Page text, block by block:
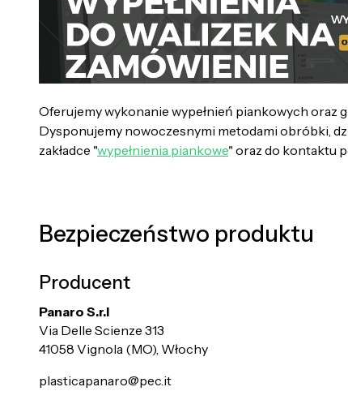
Oferujemy wykonanie wypełnień piankowych oraz
Dysponujemy nowoczesnymi metodami obróbki,
zakładce "wypełnienia piankowe" oraz do kontaktu
Bezpieczeństwo produktu
Producent
Panaro S.r.l
Via Delle Scienze 313
41058 Vignola (MO), Włochy
plasticapanaro@pec.it